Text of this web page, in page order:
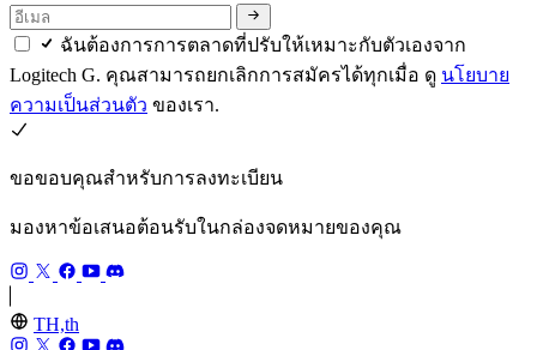
ฉันต้องการการตลาดที่ปรับให้เหมาะกับตัวเองจาก
Logitech G. คุณสามารถยกเลิกการสมัครได้ทุกเมื่อ ดู นโยบาย
ความเป็นส่วนตัว ของเรา.
ขอขอบคุณสำหรับการลงทะเบียน
มองหาข้อเสนอต้อนรับในกล่องจดหมายของคุณ
TH,th